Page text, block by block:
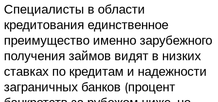
Специалисты в области
кредитования единственное
преимущество именно зарубежного
получения займов видят в низких
ставках по кредитам и надежности
заграничных банков (процент